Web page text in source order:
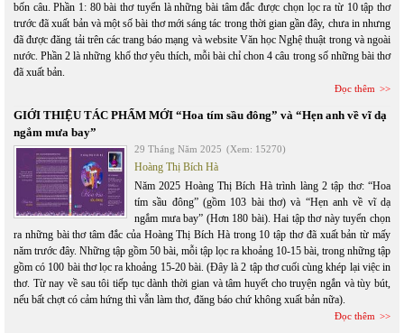
bốn câu. Phần 1: 80 bài thơ tuyển là những bài tâm đắc được chọn lọc ra từ 10 tập thơ
trước đã xuất bản và một số bài thơ mới sáng tác trong thời gian gần đây, chưa in nhưng
đã được đăng tải trên các trang báo mạng và website Văn học Nghệ thuật trong và ngoài
nước. Phần 2 là những khổ thơ yêu thích, mỗi bài chỉ chon 4 câu trong số những bài thơ
đã xuất bản.
Đọc thêm
GIỚI THIỆU TÁC PHẨM MỚI “Hoa tím sầu đông” và “Hẹn anh về vĩ dạ
ngắm mưa bay”
29 Tháng Năm 2025 (Xem: 15270)
Hoàng Thị Bích Hà
Năm 2025 Hoàng Thị Bích Hà trình làng 2 tập thơ: “Hoa
tím sầu đông” (gồm 103 bài thơ) và “Hẹn anh về vĩ dạ
ngắm mưa bay” (Hơn 180 bài). Hai tập thơ này tuyển chọn
ra những bài thơ tâm đắc của Hoàng Thị Bích Hà trong 10 tập thơ đã xuất bản từ mấy
năm trước đây. Những tập gồm 50 bài, mỗi tập lọc ra khoảng 10-15 bài, trong những tập
gồm có 100 bài thơ lọc ra khoảng 15-20 bài. (Đây là 2 tập thơ cuối cùng khép lại việc in
thơ. Từ nay về sau tôi tiếp tục dành thời gian và tâm huyết cho truyện ngắn và tùy bút,
nếu bất chợt có cảm hứng thì vẫn làm thơ, đăng báo chứ không xuất bản nữa).
Đọc thêm